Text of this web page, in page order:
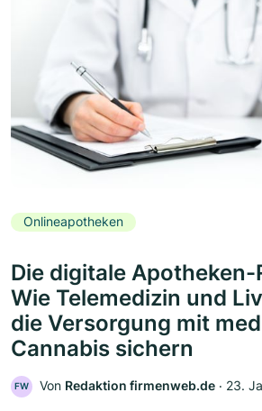
Onlineapotheken
Die digitale
Wie Telemedizin und
die Versorgung mit
Cannabis sichern
FW Von Redaktion firmenweb.de ‧ 23.